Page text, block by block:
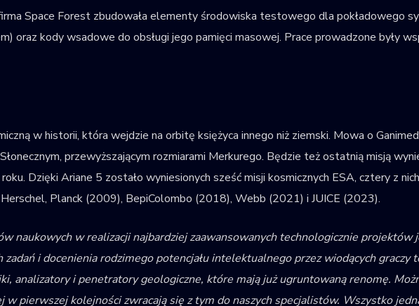
Space Forest zbudowała elementy środowiska testowego dla pokładowego
oraz kody wsadowe do obsługi jego pamięci masowej. Prace prowadzone były
w historii, która wejdzie na orbitę księżyca innego niż ziemski. Mowa o
przewyższającym rozmiarami Merkurego. Będzie też ostatnią misją
Dzięki Ariane 5 zostało wyniesionych sześć misji kosmicznych ESA, cztery z
Planck (2009), BepiColombo (2018), Webb (2021) i JUICE (2023).
naukowych w realizacji najbardziej zaawansowanych technologicznie
i docenienia rodzimego potencjału intelektualnego przez wiodących graczy
analizatory i penetratory geologiczne, które mają już ugruntowaną renomę.
w pierwszej kolejności zwracają się z tym do naszych specjalistów. Wszystko